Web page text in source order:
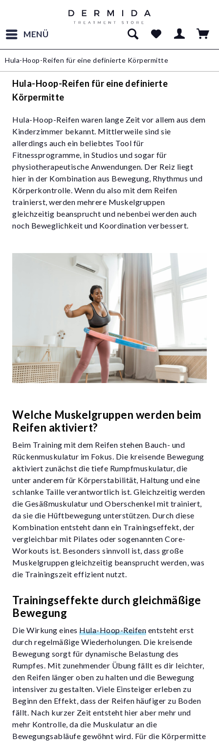
MENÜ
Hula-Hoop-Reifen für eine definierte Körpermitte
Hula-Hoop-Reifen für eine definierte
Körpermitte
Hula-Hoop-Reifen waren lange Zeit vor allem aus dem
Kinderzimmer bekannt. Mittlerweile sind sie
allerdings auch ein beliebtes Tool für
Fitnessprogramme, in Studios und sogar für
physiotherapeutische Anwendungen. Der Reiz liegt
hier in der Kombination aus Bewegung, Rhythmus und
Körperkontrolle. Wenn du also mit dem Reifen
trainierst, werden mehrere Muskelgruppen
gleichzeitig beansprucht und nebenbei werden auch
noch Beweglichkeit und Koordination verbessert.
Welche Muskelgruppen werden beim
Reifen aktiviert?
Beim Training mit dem Reifen stehen Bauch- und
Rückenmuskulatur im Fokus. Die kreisende Bewegung
aktiviert zunächst die tiefe Rumpfmuskulatur, die
unter anderem für Körperstabilität, Haltung und eine
schlanke Taille verantwortlich ist. Gleichzeitig werden
die Gesäßmuskulatur und Oberschenkel mit trainiert,
da sie die Hüftbewegung unterstützen. Durch diese
Kombination entsteht dann ein Trainingseffekt, der
vergleichbar mit Pilates oder sogenannten Core-
Workouts ist. Besonders sinnvoll ist, dass große
Muskelgruppen gleichzeitig beansprucht werden, was
die Trainingszeit effizient nutzt.
Trainingseffekte durch gleichmäßige
Bewegung
Die Wirkung eines Hula-Hoop-Reifen entsteht erst
durch regelmäßige Wiederholungen. Die kreisende
Bewegung sorgt für dynamische Belastung des
Rumpfes. Mit zunehmender Übung fällt es dir leichter,
den Reifen länger oben zu halten und die Bewegung
intensiver zu gestalten. Viele Einsteiger erleben zu
Beginn den Effekt, dass der Reifen häufiger zu Boden
fällt. Nach kurzer Zeit entsteht hier aber mehr und
mehr Kontrolle, da die Muskulatur an die
Bewegungsabläufe gewöhnt wird. Für die Körpermitte